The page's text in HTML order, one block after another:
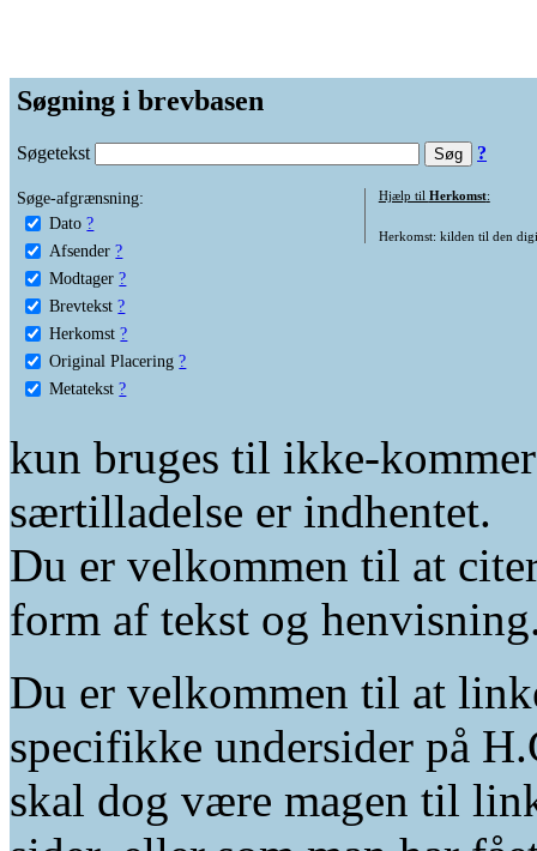
Søgning i brevbasen
Søgetekst ?
Søge-afgrænsning:
Dato ?
Afsender ?
Modtager ?
Brevtekst ?
Herkomst ?
Original Placering ?
Metatekst ?
Hjælp til Herkomst:
Herkomst: kilden til den
kun bruges til ikke-
særtilladelse er indhentet.
Du er velkommen til at
form af tekst og
Du er velkommen til at
specifikke undersider på
skal dog være magen til